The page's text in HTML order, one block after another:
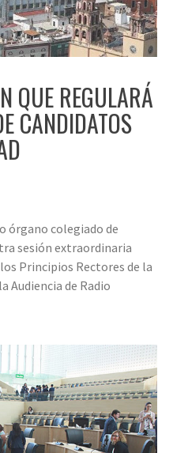
QUE REGULARÁ
CANDIDATOS
órgano colegiado de
sesión extraordinaria
Principios Rectores de la
Audiencia de Radio